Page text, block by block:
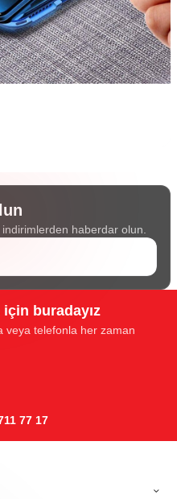
haberdar olun.
için buradayız
veya telefonla her zaman
77 17